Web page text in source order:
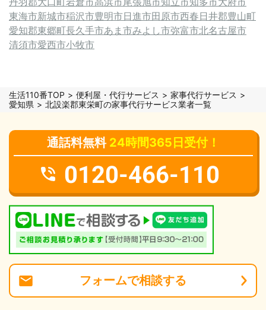
東海市新城市稲沢市豊明市日進市田原市西春日井郡豊山町
愛知郡東郷町長久手市あま市みよし市弥富市北名古屋市
清須市愛西市小牧市
生活110番TOP 便利屋・代行サービス
家事代行サービス
愛知県
北設楽郡東栄町の家事代行サービス業者一覧
通話料無料 24時間365日受付！
0120-466-110
フォームで相談する